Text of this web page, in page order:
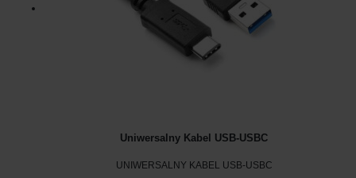
Uniwersalny Kabel USB-USBC
UNIWERSALNY KABEL USB-USBC